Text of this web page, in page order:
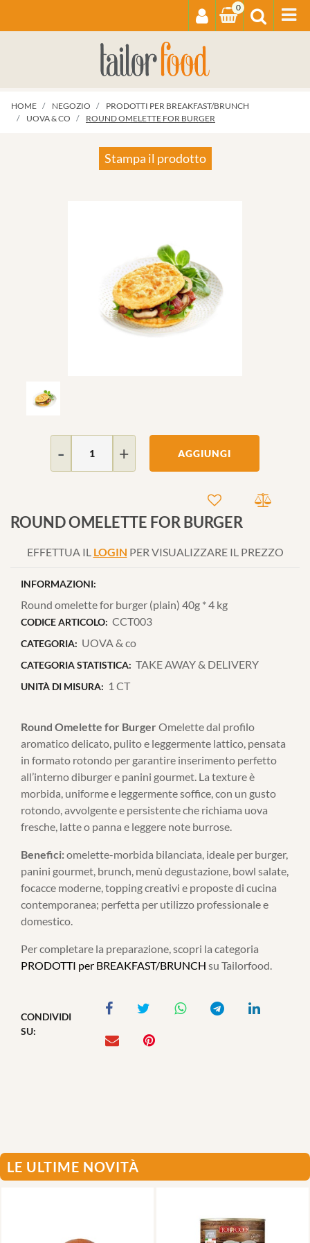
0
HOME NEGOZIO
PRODOTTI PER BREAKFAST/BRUNCH
UOVA & CO
ROUND OMELETTE FOR BURGER
Stampa il prodotto
AGGIUNGI
ROUND OMELETTE FOR BURGER
EFFETTUA IL LOGIN PER VISUALIZZARE IL PREZZO
INFORMAZIONI:
Round omelette for burger (plain) 40g * 4 kg
CODICE ARTICOLO: CCT003
CATEGORIA: UOVA & co
CATEGORIA STATISTICA: TAKE AWAY & DELIVERY
UNITÀ DI MISURA: 1 CT
Round Omelette for BurgerOmelette dal profilo
aromatico delicato, pulito e leggermente lattico, pensata
in formato rotondo per garantire inserimento perfetto
all’interno diburger e panini gourmet. La texture è
morbida, uniforme e leggermente soffice, con un gusto
rotondo, avvolgente e persistente che richiama uova
fresche, latte o panna e leggere note burrose.
Benefici:omelette-morbida bilanciata, ideale per burger,
panini gourmet, brunch, menù degustazione, bowl salate,
focacce moderne, topping creativi e proposte di cucina
contemporanea; perfetta per utilizzo professionale e
domestico.
Per completare la preparazione, scopri la categoria
PRODOTTI per BREAKFAST/BRUNCH su Tailorfood.
CONDIVIDI
SU:
LE ULTIME NOVITÀ